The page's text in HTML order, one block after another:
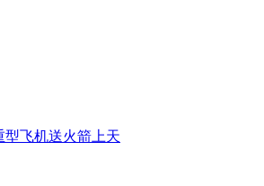
型飞机送火箭上天